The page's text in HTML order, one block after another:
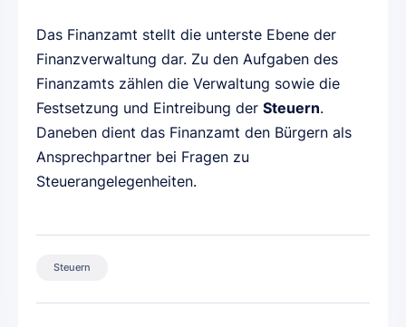
Das Finanzamt stellt die unterste Ebene der
Finanzverwaltung dar. Zu den Aufgaben des
Finanzamts zählen die Verwaltung sowie die
Festsetzung und Eintreibung der Steuern.
Daneben dient das Finanzamt den Bürgern als
Ansprechpartner bei Fragen zu
Steuerangelegenheiten.
Steuern